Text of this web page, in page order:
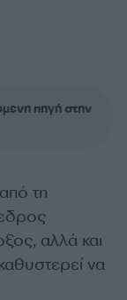
πηγή στην
τη
αλλά και
να